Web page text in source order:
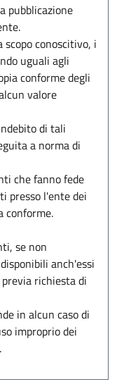
pubblicazione
conoscitivo, i
uguali agli
conforme degli
valore
di tali
a norma di
che fanno fede
presso l'ente dei
conforme.
se non
anch'essi
richiesta di
in alcun caso di
improprio dei